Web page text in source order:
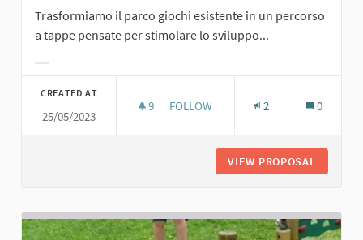
Trasformiamo il parco giochi esistente in un percorso
a tappe pensate per stimolare lo sviluppo...
CREATED AT
25/05/2023
9 9 FOLLOWERS
FOLLOW 2 0
VIEW PROPOSAL